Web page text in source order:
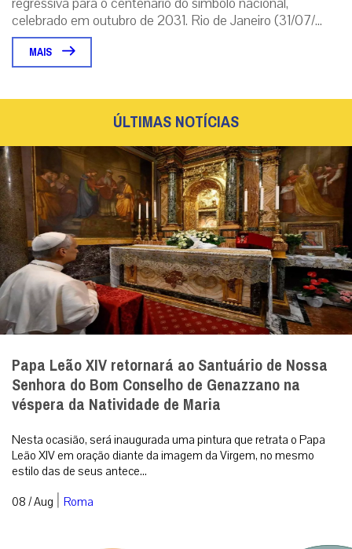
celebrado em outubro de 2031. Rio de Janeiro (31/07/...
MAIS
ÚLTIMAS NOTÍCIAS
Papa Leão XIV retornará ao Santuário de Nossa
Senhora do Bom Conselho de Genazzano na
véspera da Natividade de Maria
Nesta ocasião, será inaugurada uma pintura que retrata o Papa
Leão XIV em oração diante da imagem da Virgem, no mesmo
estilo das de seus antece...
08 / Aug | Roma